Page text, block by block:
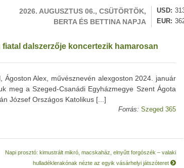
2026. AUGUSZTUS 06., CSÜTÖRTÖK,
BERTA ÉS BETTINA NAPJA
USD
EUR
dalszerzője koncertezik hamarosan
Alex, művésznevén alexgoston 2024. január
meg a Szeged-Csanádi Egyházmegye Szent Ágota
József Országos Katolikus [...]
Forrás: Szeged 365
Napi prosztó: kimustrált mikró, macskaház, elnyűtt forgószék – valaki
hulladéklerakónak nézte az egyik vásárhelyi játszóteret